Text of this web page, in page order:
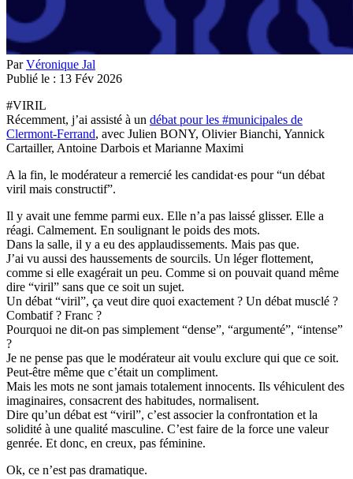
ParVéronique Jal
Publié le : 13 Fév 2026
#VIRIL
Récemment, j’ai assisté à un débat pour les #municipales de
Clermont-Ferrand, avec Julien BONY, Olivier Bianchi, Yannick
Cartailler, Antoine Darbois et Marianne Maximi
A la fin, le modérateur a remercié les candidat·es pour “un débat
viril mais constructif”.
Il y avait une femme parmi eux. Elle n’a pas laissé glisser. Elle a
réagi. Calmement. En soulignant le poids des mots.
Dans la salle, il y a eu des applaudissements. Mais pas que.
J’ai vu aussi des haussements de sourcils. Un léger flottement,
comme si elle exagérait un peu. Comme si on pouvait quand même
dire “viril” sans que ce soit un sujet.
Un débat “viril”, ça veut dire quoi exactement ? Un débat musclé ?
Combatif ? Franc ?
Pourquoi ne dit-on pas simplement “dense”, “argumenté”, “intense”
?
Je ne pense pas que le modérateur ait voulu exclure qui que ce soit.
Peut-être même que c’était un compliment.
Mais les mots ne sont jamais totalement innocents. Ils véhiculent des
imaginaires, consacrent des habitudes, normalisent.
Dire qu’un débat est “viril”, c’est associer la confrontation et la
solidité à une qualité masculine. C’est faire de la force une valeur
genrée. Et donc, en creux, pas féminine.
Ok, ce n’est pas dramatique.